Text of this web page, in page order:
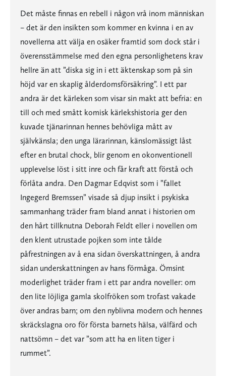
Det måste finnas en rebell i någon vrå inom människan
– det är den insikten som kommer en kvinna i en av
novellerna att välja en osäker framtid som dock står i
överensstämmelse med den egna personlighetens krav
hellre än att ”diska sig in i ett äktenskap som på sin
höjd var en skaplig ålderdomsförsäkring”. I ett par
andra är det kärleken som visar sin makt att befria: en
till och med smått komisk kärlekshistoria ger den
kuvade tjänarinnan hennes behövliga mått av
självkänsla; den unga lärarinnan, känslomässigt låst
efter en brutal chock, blir genom en okonventionell
upplevelse löst i sitt inre och får kraft att förstå och
förlåta andra. Den Dagmar Edqvist som i ”fallet
Ingegerd Bremssen” visade så djup insikt i psykiska
sammanhang träder fram bland annat i historien om
den hårt tillknutna Deborah Feldt eller i novellen om
den klent utrustade pojken som inte tålde
påfrestningen av å ena sidan överskattningen, å andra
sidan underskattningen av hans förmåga. Ömsint
moderlighet träder fram i ett par andra noveller: om
den lite löjliga gamla skolfröken som trofast vakade
över andras barn; om den nyblivna modern och hennes
skräckslagna oro för första barnets hälsa, välfärd och
nattsömn – det var ”som att ha en liten tiger i
rummet”.